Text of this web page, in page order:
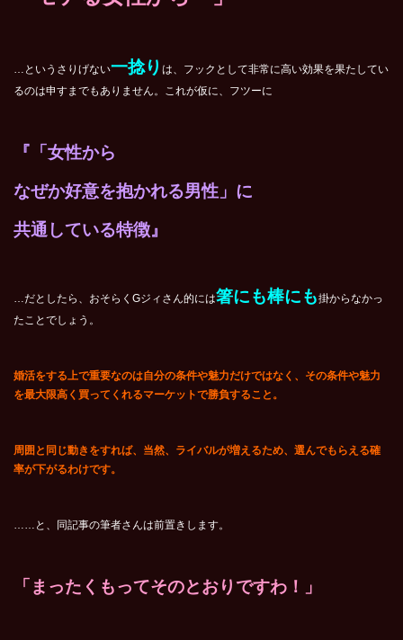
…というさりげない一捻り は、フックとして非常に高い効果を果たしてい
るのは申すまでもありません。これが仮に、フツーに
『「女性から
なぜか好意を抱かれる男性」に
共通している特徴』
…だとしたら、おそらくGジィさん的には箸にも棒にも掛からなかっ
たことでしょう。
婚活をする上で重要なのは自分の条件や魅力だけではなく、その条件や魅力
を最大限高く買ってくれるマーケットで勝負すること。
周囲と同じ動きをすれば、当然、ライバルが増えるため、選んでもらえる確
率が下がるわけです。
……と、同記事の筆者さんは前置きします。
「まったくもってそのとおりですわ！」